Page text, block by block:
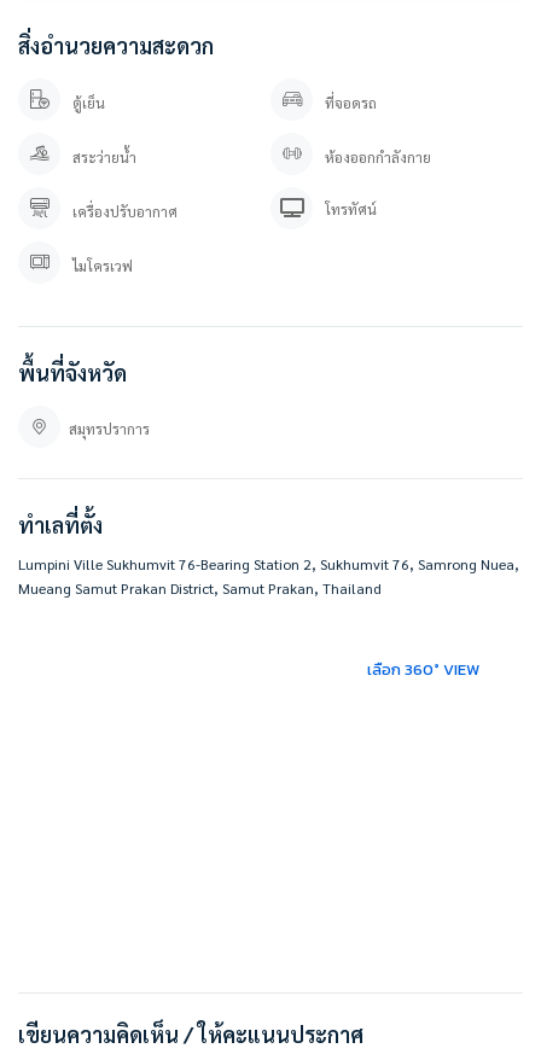
สนใจติดต่อ / นัดดูห้อง
คุณภัทร 0 9 3 – 5 4 6 2 9 7 9
TIKTOK : www.tiktok.com/@besthome_condo
besthomecondocenter.com/contact-us/
ลุมพินี วิลล์ สุขุมวิท76-แบริ่งสเตชั่น 2
764 765 ซอย สุขุมวิท 76 ตำบล สำโรงเหนือ อำเภอเมืองสมุทรปราการ สมุทรปราการ
10270
https://goo.gl/maps/vSLe1sQk3RgsDtzn6
สิ่งอำนวยความสะดวก
ตู้เย็น ที่จอดรถ
สระว่ายน้ำ ห้องออกกำลังกาย
เครื่องปรับอากาศ โทรทัศน์
ไมโครเวฟ
พื้นที่จังหวัด
สมุทรปราการ
ทำเลที่ตั้ง
Lumpini Ville Sukhumvit 76-Bearing Station 2, Sukhumvit 76, Samrong Nuea,
Mueang Samut Prakan District, Samut Prakan, Thailand
เลือก 360° VIEW
เขียนความคิดเห็น / ให้คะแนนประกาศ